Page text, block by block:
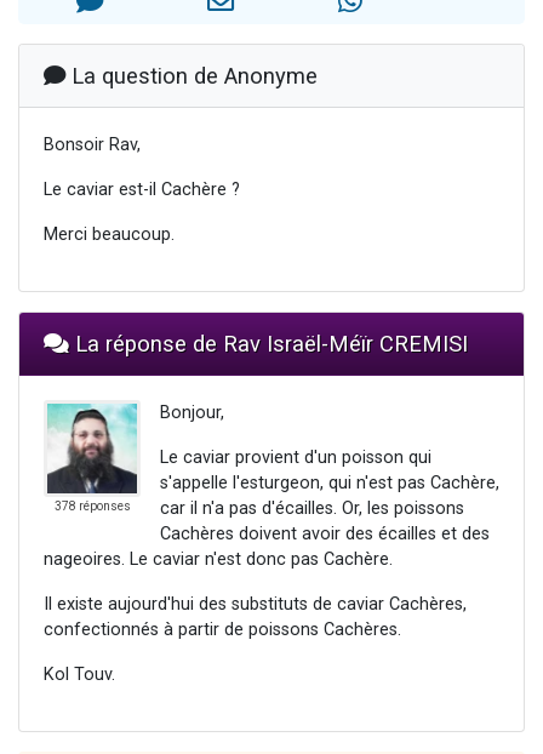
Il reste 49 places pour étudier en groupe sur Zoom
La question de Anonyme
Bonsoir Rav,
Le caviar est-il Cachère ?
Merci beaucoup.
La réponse de Rav Israël-Méïr CREMISI
378 réponses
Bonjour,
Le caviar provient d'un poisson qui
s'appelle l'esturgeon, qui n'est pas Cachère,
car il n'a pas d'écailles. Or, les poissons
Cachères doivent avoir des écailles et des
nageoires. Le caviar n'est donc pas Cachère.
Il existe aujourd'hui des substituts de caviar Cachères,
confectionnés à partir de poissons Cachères.
Kol Touv.